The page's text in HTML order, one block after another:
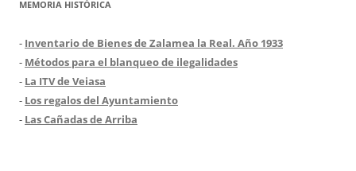
MEMORIA HISTÓRICA
- Inventario de Bienes de Zalamea la Real. Año 1933
- Métodos para el blanqueo de ilegalidades
- La ITV de Veiasa
- Los regalos del Ayuntamiento
- Las Cañadas de Arriba